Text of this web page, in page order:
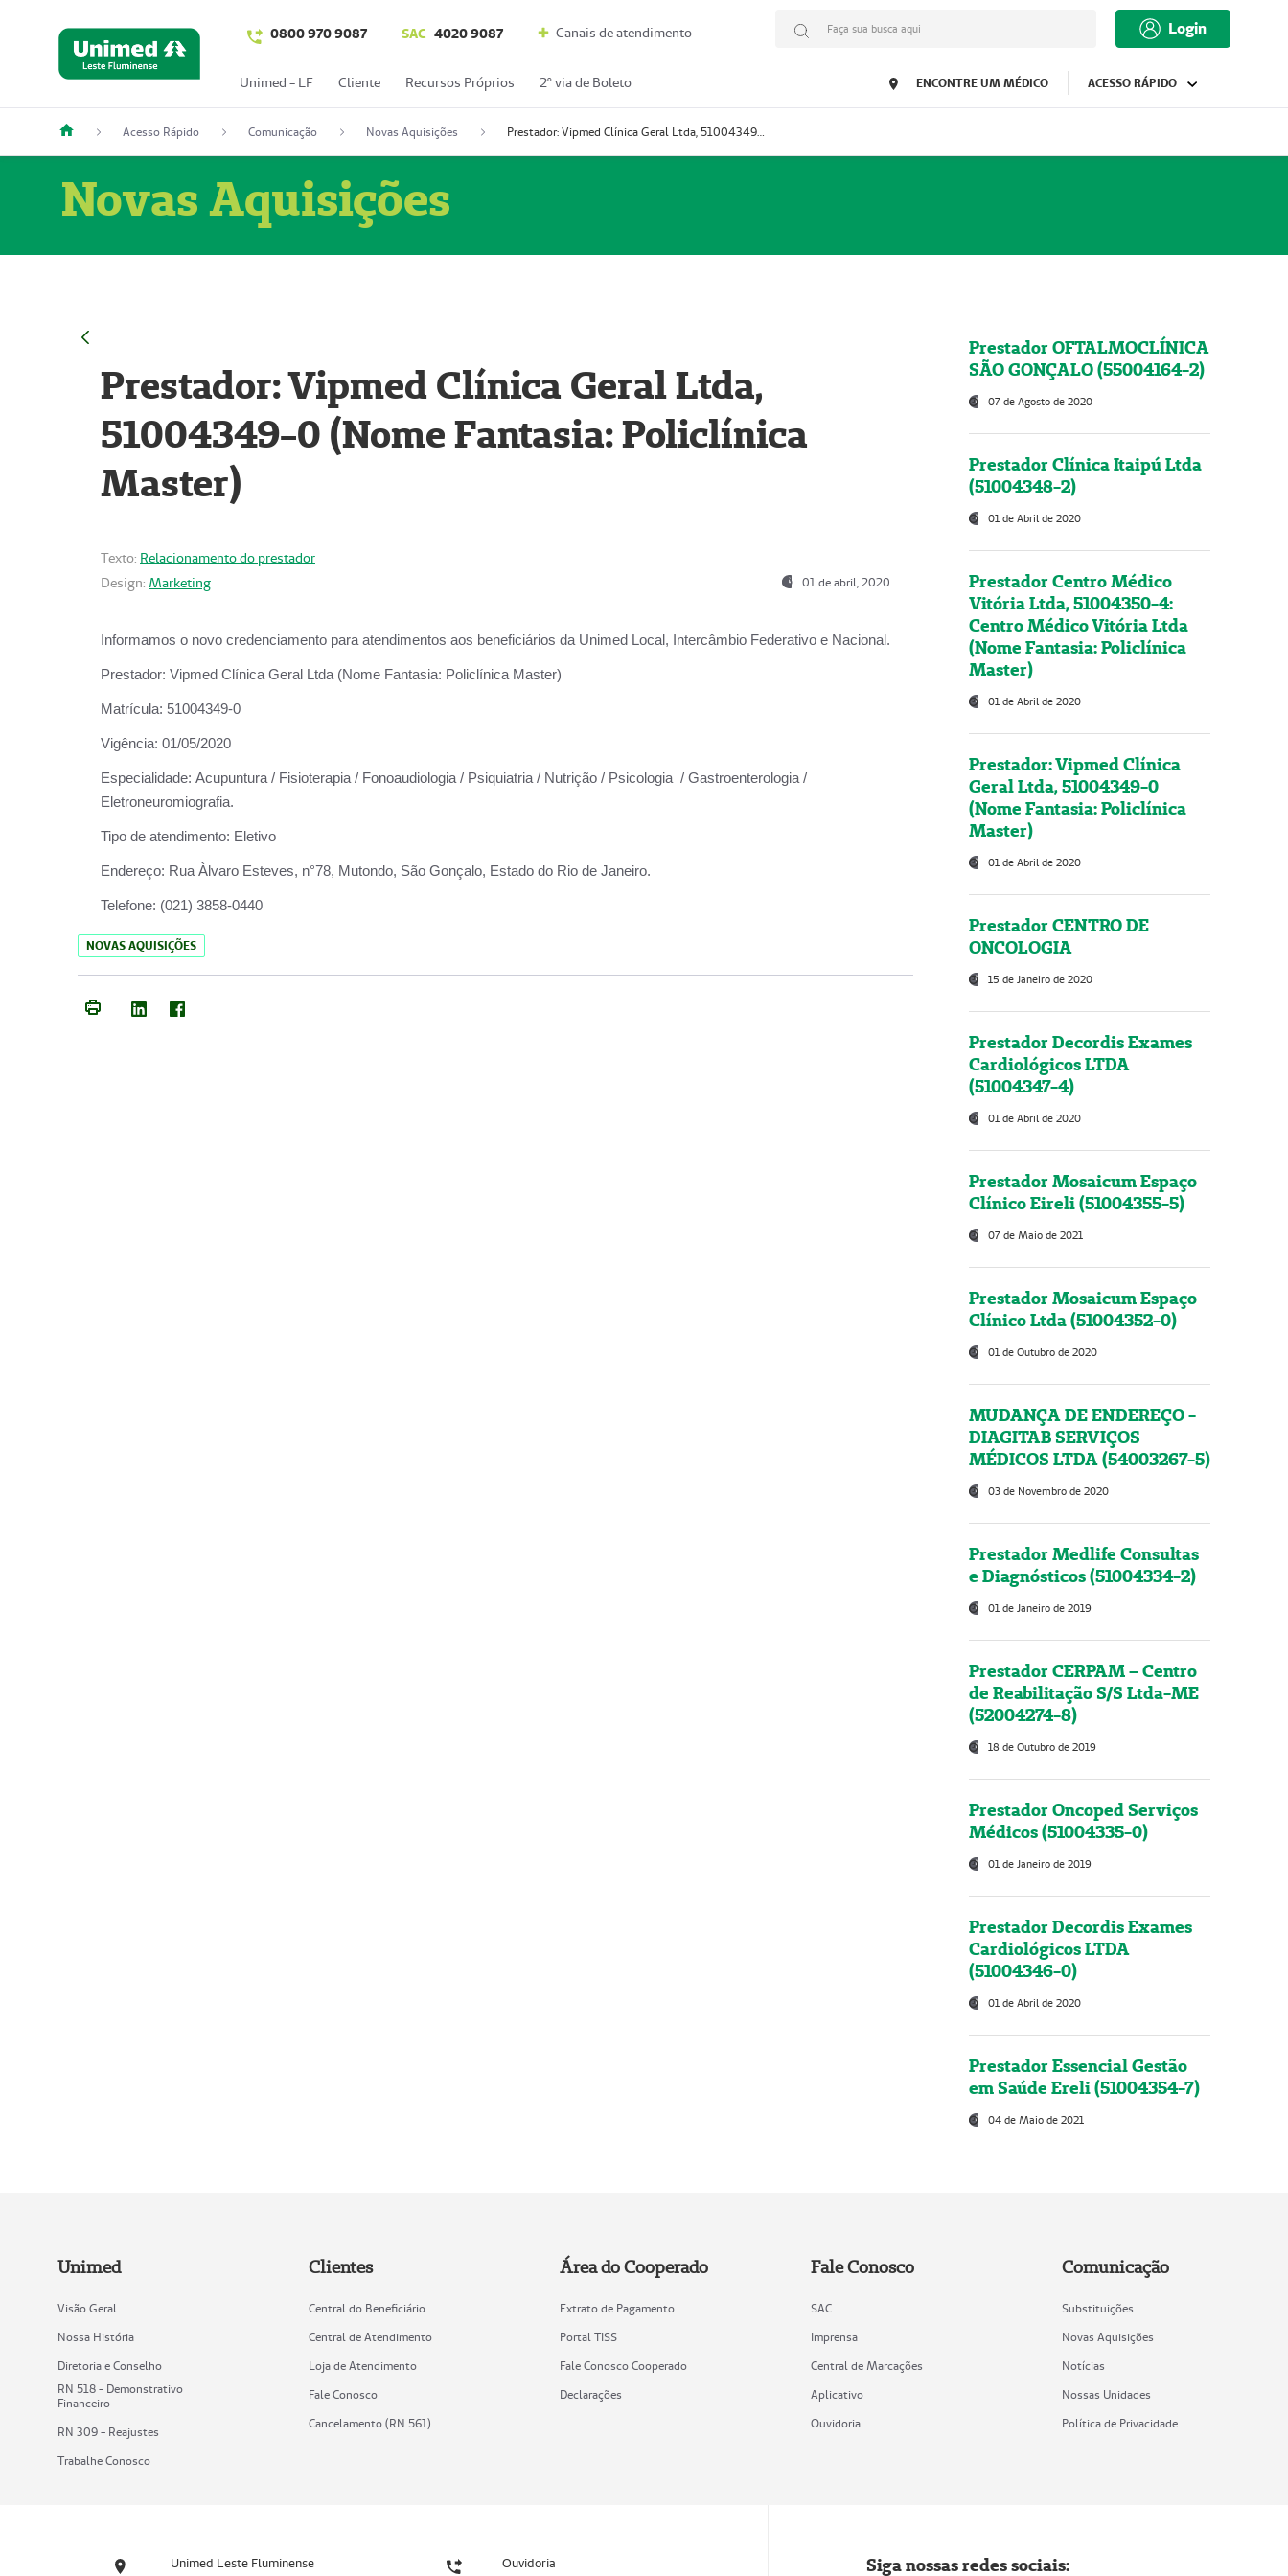
0800 970 9087 SAC 4020 9087 Canais de atendimento Faça sua busca aqui Login
Unimed - LF Cliente Recursos Próprios 2º via de Boleto ENCONTRE UM MÉDICO ACESSO RÁPIDO
Acesso Rápido Comunicação Novas Aquisições Prestador: Vipmed Clínica Geral Ltda, 51004349-0 (Nome Fantasia: Policlínica Master)
Novas Aquisições
Prestador: Vipmed Clínica Geral Ltda,
51004349-0 (Nome Fantasia: Policlínica
Master)
Texto: Relacionamento do prestador
Design: Marketing 01 de abril, 2020
Informamos o novo credenciamento para atendimentos aos beneficiários da Unimed Local, Intercâmbio Federativo e Nacional.
Prestador: Vipmed Clínica Geral Ltda (Nome Fantasia: Policlínica Master)
Matrícula: 51004349-0
Vigência: 01/05/2020
Especialidade: Acupuntura / Fisioterapia / Fonoaudiologia / Psiquiatria / Nutrição / Psicologia / Gastroenterologia /
Eletroneuromiografia.
Tipo de atendimento: Eletivo
Endereço: Rua Àlvaro Esteves, n°78, Mutondo, São Gonçalo, Estado do Rio de Janeiro.
Telefone: (021) 3858-0440
NOVAS AQUISIÇÕES
Prestador OFTALMOCLÍNICA
SÃO GONÇALO (55004164-2)
07 de Agosto de 2020
Prestador Clínica Itaipú Ltda
(51004348-2)
01 de Abril de 2020
Prestador Centro Médico
Vitória Ltda, 51004350-4:
Centro Médico Vitória Ltda
(Nome Fantasia: Policlínica
Master)
01 de Abril de 2020
Prestador: Vipmed Clínica
Geral Ltda, 51004349-0
(Nome Fantasia: Policlínica
Master)
01 de Abril de 2020
Prestador CENTRO DE
ONCOLOGIA
15 de Janeiro de 2020
Prestador Decordis Exames
Cardiológicos LTDA
(51004347-4)
01 de Abril de 2020
Prestador Mosaicum Espaço
Clínico Eireli (51004355-5)
07 de Maio de 2021
Prestador Mosaicum Espaço
Clínico Ltda (51004352-0)
01 de Outubro de 2020
MUDANÇA DE ENDEREÇO -
DIAGITAB SERVIÇOS
MÉDICOS LTDA (54003267-5)
03 de Novembro de 2020
Prestador Medlife Consultas
e Diagnósticos (51004334-2)
01 de Janeiro de 2019
Prestador CERPAM – Centro
de Reabilitação S/S Ltda-ME
(52004274-8)
18 de Outubro de 2019
Prestador Oncoped Serviços
Médicos (51004335-0)
01 de Janeiro de 2019
Prestador Decordis Exames
Cardiológicos LTDA
(51004346-0)
01 de Abril de 2020
Prestador Essencial Gestão
em Saúde Ereli (51004354-7)
04 de Maio de 2021
Unimed
Visão Geral
Nossa História
Diretoria e Conselho
RN 518 - Demonstrativo
Financeiro
RN 309 - Reajustes
Trabalhe Conosco
Clientes
Central do Beneficiário
Central de Atendimento
Loja de Atendimento
Fale Conosco
Cancelamento (RN 561)
Área do Cooperado
Extrato de Pagamento
Portal TISS
Fale Conosco Cooperado
Declarações
Fale Conosco
SAC
Imprensa
Central de Marcações
Aplicativo
Ouvidoria
Comunicação
Substituições
Novas Aquisições
Notícias
Nossas Unidades
Política de Privacidade
Unimed Leste Fluminense Ouvidoria Siga nossas redes sociais: